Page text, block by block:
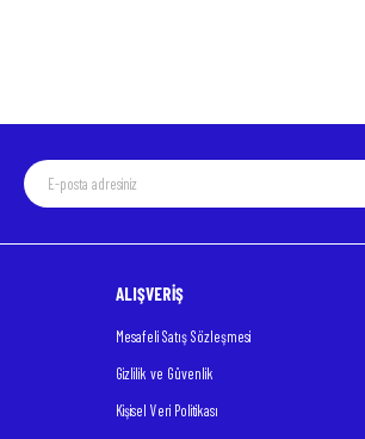
Gönder
ALIŞVERİŞ
Mesafeli Satış Sözleşmesi
Gizlilik ve Güvenlik
Kişisel Veri Politikası